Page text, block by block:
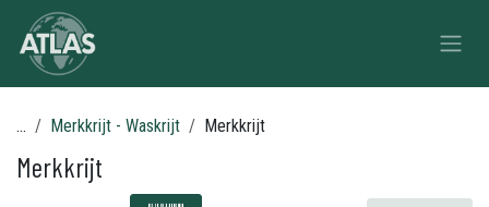
Overslaan naar inhoud
... Merkkrijt - Waskrijt Merkkrijt
Merkkrijt